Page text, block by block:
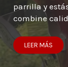
parrilla y
combine
LEER MÁS